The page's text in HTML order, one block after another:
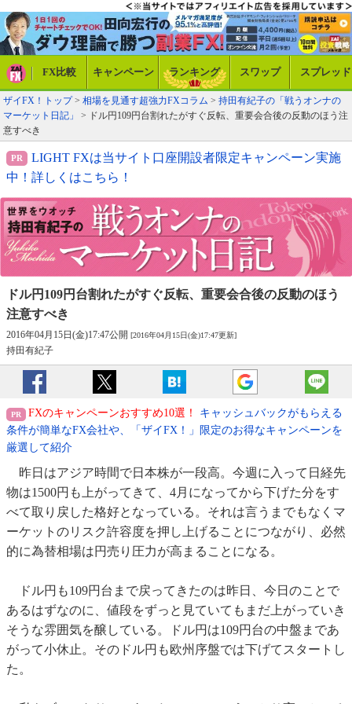
FX比較 キャンペーン ランキング スワップ スプレッド
ザイFX！トップ> 相場を見通す超強力FXコラム > 持田有紀子の「戦うオンナの
マーケット日記」
> ドル円109円台割れたがすぐ反転、重要会合後の反動のほう注
意すべき
LIGHT FXは当サイト口座開設者限定キャンペーン実施
中！詳しくはこちら！
ドル円109円台割れたがすぐ反転、 重要会合後の反動のほう
注意すべき
2016年04月15日(金)17:47公開 [2016年04月15日(金)17:47更新]
持田有紀子
FXのキャンペーンおすすめ10選！
キャッシュバックがもらえる
条件が簡単なFX会社や、「ザイFX！」限定のお得なキャンペーンを
厳選して紹介
昨日はアジア時間で日本株が一段高。今週に入って日経先
物は1500円も上がってきて、4月になってから下げた分をす
べて取り戻した格好となっている。それは言うまでもなくマ
ーケットのリスク許容度を押し上げることにつながり、必然
的に為替相場は円売り圧力が高まることになる。
ドル円も109円台まで戻ってきたのは昨日、今日のことで
あるはずなのに、値段をずっと見ていてもまだ上がっていき
そうな雰囲気を醸している。ドル円は109円台の中盤まであ
がって小休止。そのドル円も欧州序盤では下げてスタートし
た。